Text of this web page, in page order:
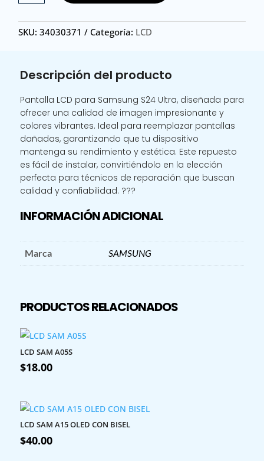
S24
ULTRA
/
S24
cantidad
SKU:34030371 Categoría: LCD
Descripción del producto
Pantalla LCD para Samsung S24 Ultra, diseñada para
ofrecer una calidad de imagen impresionante y
colores vibrantes. Ideal para reemplazar pantallas
dañadas, garantizando que tu dispositivo
mantenga su rendimiento y estética. Este repuesto
es fácil de instalar, convirtiéndolo en la elección
perfecta para técnicos de reparación que buscan
calidad y confiabilidad. ???
INFORMACIÓN ADICIONAL
Marca SAMSUNG
PRODUCTOS RELACIONADOS
LCD SAM A05S
$18.00
LCD SAM A15 OLED CON BISEL
$40.00